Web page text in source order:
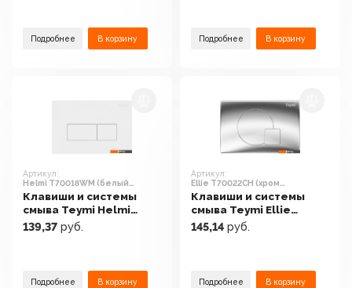
Подробнее В корзину Подробнее В корзину
Артикул:
Helmi T70018WM (белый
матовый)
Клавиши и системы
смыва Teymi Helmi
T70018WM (белый
матовый)
139,37 руб.
Подробнее В корзину
Артикул:
Ellie T70022CH (хром
глянцевый)
Клавиши и системы
смыва Teymi Ellie
T70022CH (хром
глянцевый)
145,14 руб.
Подробнее В корзину